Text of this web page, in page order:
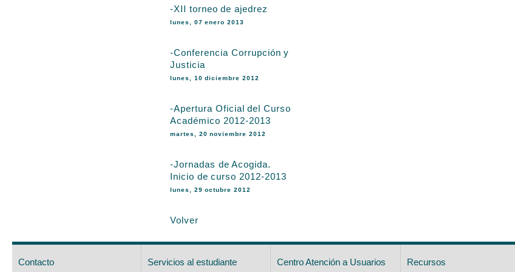
-XII torneo de ajedrez
lunes, 07 enero 2013
-Conferencia Corrupción y
Justicia
lunes, 10 diciembre 2012
-Apertura Oficial del Curso
Académico 2012-2013
martes, 20 noviembre 2012
-Jornadas de Acogida.
Inicio de curso 2012-2013
lunes, 29 octubre 2012
Volver
Contacto Servicios al estudiante Centro Atención a Usuarios Recursos